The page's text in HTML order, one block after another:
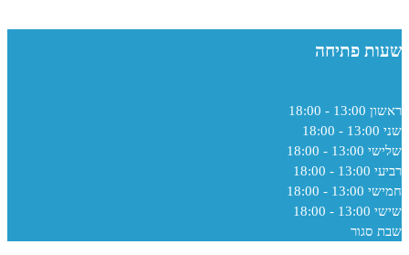
שעות פתיחה
ראשון 13:00 - 18:00
שני 13:00 - 18:00
שלישי 13:00 - 18:00
רביעי 13:00 - 18:00
חמישי 13:00 - 18:00
שישי 13:00 - 18:00
שבת סגור